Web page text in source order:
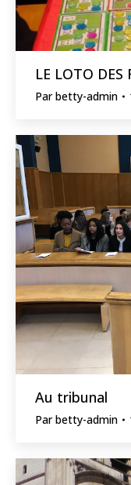
LE LOTO
Parbetty-admin
Au tribunal
Parbetty-admin